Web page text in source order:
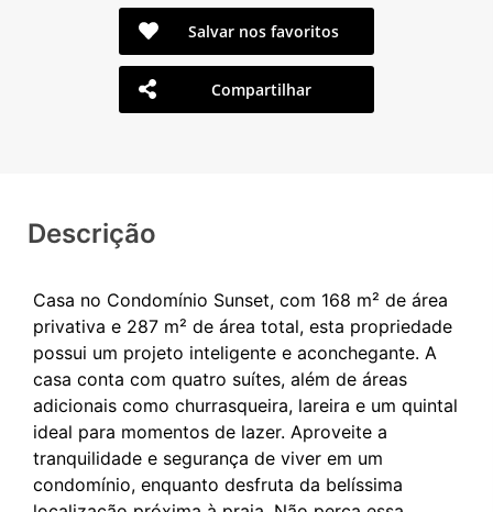
Salvar nos favoritos
Compartilhar
Descrição
Casa no Condomínio Sunset, com 168 m² de área
privativa e 287 m² de área total, esta propriedade
possui um projeto inteligente e aconchegante. A
casa conta com quatro suítes, além de áreas
adicionais como churrasqueira, lareira e um quintal
ideal para momentos de lazer. Aproveite a
tranquilidade e segurança de viver em um
condomínio, enquanto desfruta da belíssima